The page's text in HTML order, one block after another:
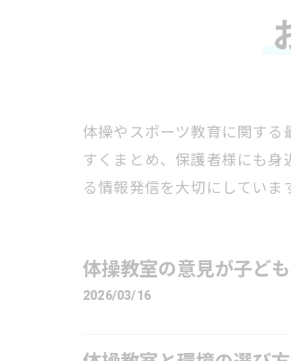
体操やスポーツ教育に関する
すくまとめ、保護者様にも
る情報発信を大切にしていま
体操教室の意見が子ど
2026/03/16